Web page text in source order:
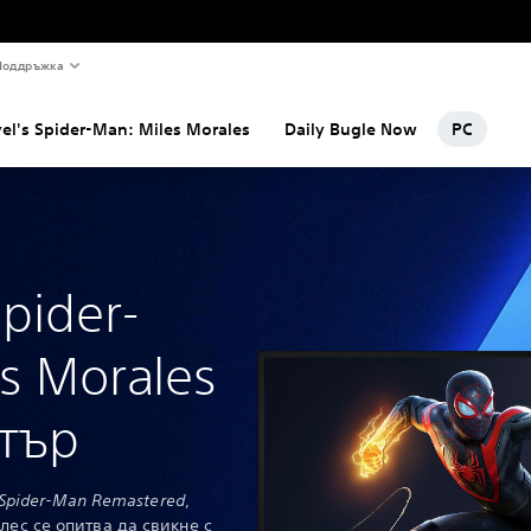
Spider-Man: Miles Morales Daily Bugle Now PC
Morales
Man Remastered,
се опитва да свикне с